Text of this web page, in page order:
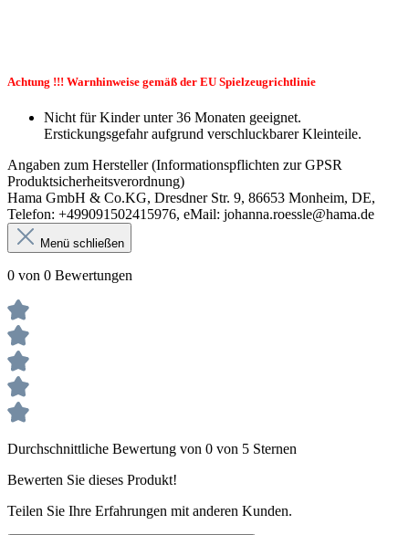
Achtung !!! Warnhinweise gemäß der EU Spielzeugrichtlinie
Nicht für Kinder unter 36 Monaten geeignet.
Erstickungsgefahr aufgrund verschluckbarer Kleinteile.
Angaben zum Hersteller (Informationspflichten zur GPSR
Produktsicherheitsverordnung)
Hama GmbH & Co.KG, Dresdner Str. 9, 86653 Monheim, DE,
Telefon: +499091502415976, eMail: johanna.roessle@hama.de
Menü schließen
0 von 0 Bewertungen
Durchschnittliche Bewertung von 0 von 5 Sternen
Bewerten Sie dieses Produkt!
Teilen Sie Ihre Erfahrungen mit anderen Kunden.